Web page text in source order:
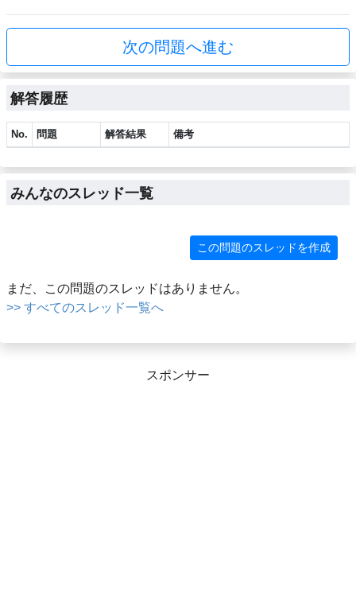
次の問題へ進む
解答履歴
No. 問題 解答結果 備考
みんなのスレッド一覧
この問題のスレッドを作成
まだ、この問題のスレッドはありません。
>> すべてのスレッド一覧へ
スポンサー